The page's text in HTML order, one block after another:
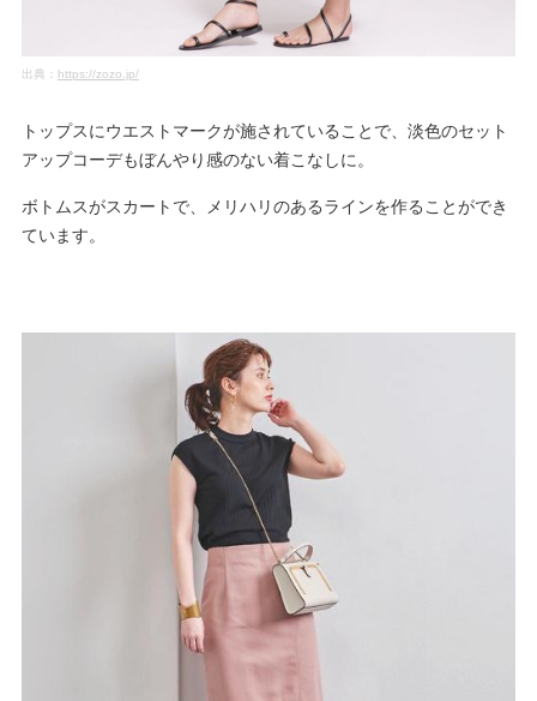
出典： https://zozo.jp/
トップスにウエストマークが施されていることで、淡色のセット
アップコーデもぼんやり感のない着こなしに。
ボトムスがスカートで、メリハリのあるラインを作ることができ
ています。